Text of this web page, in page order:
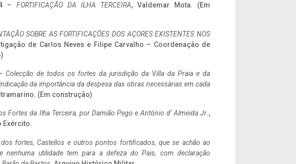
– FORTIFICAÇÃO DA ILHA TERCEIRA, Valdemar Mota. (Em
SOBRE AS FORTIFICAÇÕES DOS AÇORES EXISTENTES NOS
de Carlos Neves e Filipe Carvalho – Coordenação de
Colecção de todos os fortes da jurisdição da Villa da Praia e da
da importância da despesa das obras necessárias em cada
(Em construção)
Fortes da Ilha Terceira, por Damião Pego e António d’ Almeida Jr.,
Exército.
dos fortes, Castellos e outros pontos fortificados, que se achão ao
nenhuma utilidade tem para a defeza do Pais, com declaração